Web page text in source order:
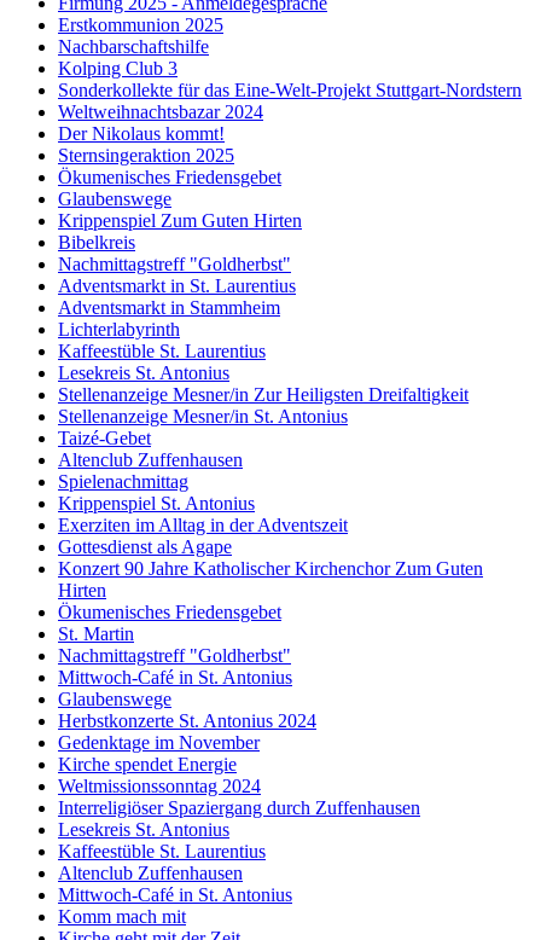
Erstkommunion 2025
Nachbarschaftshilfe
Kolping Club 3
Sonderkollekte für das Eine-Welt-Projekt Stuttgart-Nordstern
Weltweihnachtsbazar 2024
Der Nikolaus kommt!
Sternsingeraktion 2025
Ökumenisches Friedensgebet
Glaubenswege
Krippenspiel Zum Guten Hirten
Bibelkreis
Nachmittagstreff "Goldherbst"
Adventsmarkt in St. Laurentius
Adventsmarkt in Stammheim
Lichterlabyrinth
Kaffeestüble St. Laurentius
Lesekreis St. Antonius
Stellenanzeige Mesner/in Zur Heiligsten Dreifaltigkeit
Stellenanzeige Mesner/in St. Antonius
Taizé-Gebet
Altenclub Zuffenhausen
Spielenachmittag
Krippenspiel St. Antonius
Exerziten im Alltag in der Adventszeit
Gottesdienst als Agape
Konzert 90 Jahre Katholischer Kirchenchor Zum Guten
Hirten
Ökumenisches Friedensgebet
St. Martin
Nachmittagstreff "Goldherbst"
Mittwoch-Café in St. Antonius
Glaubenswege
Herbstkonzerte St. Antonius 2024
Gedenktage im November
Kirche spendet Energie
Weltmissionssonntag 2024
Interreligiöser Spaziergang durch Zuffenhausen
Lesekreis St. Antonius
Kaffeestüble St. Laurentius
Altenclub Zuffenhausen
Mittwoch-Café in St. Antonius
Komm mach mit